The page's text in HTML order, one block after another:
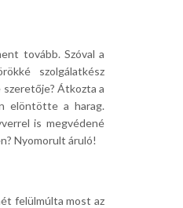
tovább. Szóval a
szolgálatkész
szeretője? Átkozta a
elöntötte a harag.
is megvédené
Nyomorult áruló!
felülmúlta most az